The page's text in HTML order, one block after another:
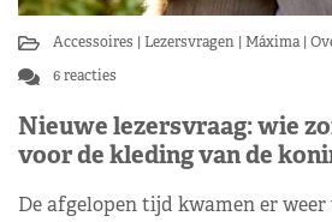
Accessoires Lezersvragen Máxima
6 reacties
Nieuwe lezersvraag: wie
voor de kleding van de
De afgelopen tijd kwamen er